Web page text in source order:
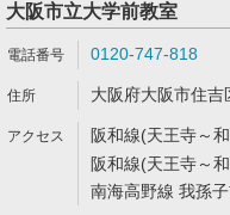
大阪市立大学前教室
0120-747-818
大阪府大阪市住
阪和線(天王寺～
阪和線(天王寺～
南海高野線 我孫